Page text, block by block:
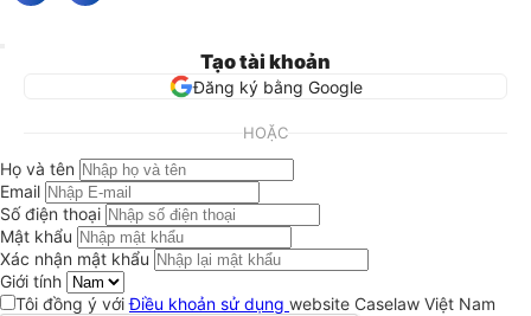
Tạo tài khoản
Đăng ký bằng Google
HOẶC
Họ và tên
Email
Số điện thoại
Mật khẩu
Xác nhận mật khẩu
Giới tính
Tôi đồng ý vớiĐiều khoản sử dụng website Caselaw Việt Nam